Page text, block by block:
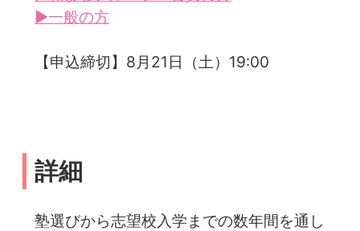
▶一般の方
【申込締切】8月21日（土）19:00
詳細
塾選びから志望校入学までの数年間を通し